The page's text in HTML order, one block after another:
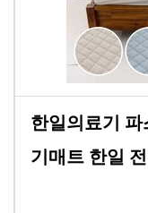
한일의료기
기매트 한일